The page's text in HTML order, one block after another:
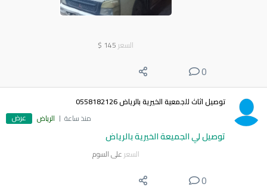
السعر 145
$
0
توصيل اثاث للجمعية الخيرية بالرياض 0558182126
منذ ساعة
الرياض عرض
توصيل لي الجميعة الخيرية بالرياض
السعر على السوم
0